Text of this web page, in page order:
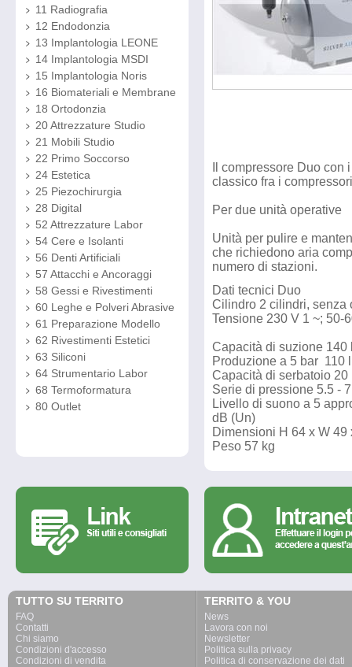
11 Radiografia
12 Endodonzia
13 Implantologia LEONE
14 Implantologia MSDI
15 Implantologia Noris
16 Biomateriali e Membrane
18 Ortodonzia
20 Attrezzature Studio
21 Mobili Studio
22 Primo Soccorso
24 Estetica
25 Piezochirurgia
28 Digital
52 Attrezzature Labor
54 Cere e Isolanti
56 Denti Artificiali
57 Attacchi e Ancoraggi
58 Gessi e Rivestimenti
60 Leghe e Polveri Abrasive
61 Preparazione Modello
62 Rivestimenti Estetici
63 Siliconi
64 Strumentario Labor
68 Termoformatura
80 Outlet
Il compressore Duo
classico fra i
Per due unità operative
Unità per pulire e
che richiedono aria
numero di stazioni.
Dati tecnici Duo
Cilindro 2 cilindri, senza
Tensione 230 V 1 ~; 50-
Capacità di suzione 140
Produzione a 5 bar 110
Capacità di serbatoio 20
Serie di pressione 5.5 -
Livello di suono a 5
dB (Un)
Dimensioni H 64 x W 49
Peso 57 kg
TUTTO SU TERRITO
FAQ
Contatti
Chi siamo
Condizioni d'accesso
Condizioni di vendita
TERRITO & YOU
News
Lavora con noi
Newsletter
Politica sulla privacy
Politica di conservazione dei dati